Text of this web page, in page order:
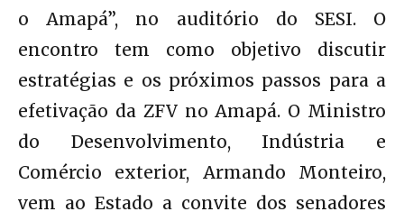
o Amapá”, no auditório do SESI. O
encontro tem como objetivo discutir
estratégias e os próximos passos para a
efetivação da ZFV no Amapá. O Ministro
do Desenvolvimento, Indústria e
Comércio exterior, Armando Monteiro,
vem ao Estado a convite dos senadores